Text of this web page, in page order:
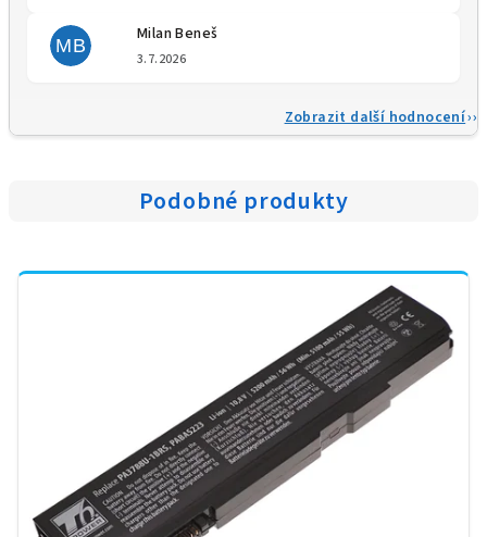
MB
Milan Beneš
3.7.2026
Zobrazit další hodnocení
Podobné produkty